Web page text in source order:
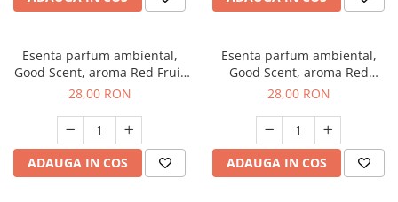
Esenta parfum ambiental,
Good Scent, aroma Red Fruit
Bubble, 20 g
28,00 RON
ADAUGA IN COS
Esenta parfum ambiental,
Good Scent, aroma Red
Grapes, 20 g
28,00 RON
ADAUGA IN COS